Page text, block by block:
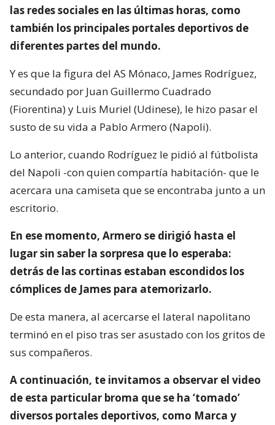
las redes sociales en las últimas horas, como
también los principales portales deportivos de
diferentes partes del mundo.
Y es que la figura del AS Mónaco, James Rodríguez,
secundado por Juan Guillermo Cuadrado
(Fiorentina) y Luis Muriel (Udinese), le hizo pasar el
susto de su vida a Pablo Armero (Napoli).
Lo anterior, cuando Rodríguez le pidió al fútbolista
del Napoli -con quien compartía habitación- que le
acercara una camiseta que se encontraba junto a un
escritorio.
En ese momento, Armero se dirigió hasta el
lugar sin saber la sorpresa que lo esperaba:
detrás de las cortinas estaban escondidos los
cómplices de James para atemorizarlo.
De esta manera, al acercarse el lateral napolitano
terminó en el piso tras ser asustado con los gritos de
sus compañeros.
A continuación, te invitamos a observar el video
de esta particular broma que se ha ‘tomado’
diversos portales deportivos, como Marca y